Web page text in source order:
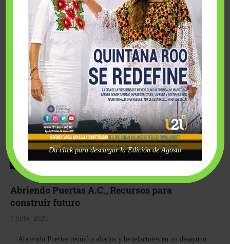
para hacer realidad el deseo de una …
Abriendo Puertas A.C., Recursos para
construir futuro
1 julio, 2026
Abriendo Puertas reunió a aliados y benefactores en un desayuno
Da click para descargar la Edición de Agosto